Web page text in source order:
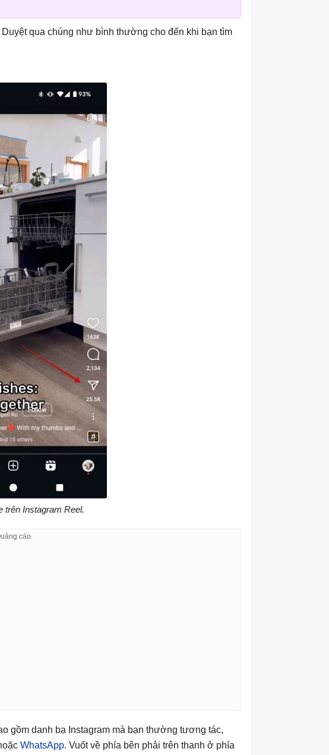
qua chúng như bình thường cho đến khi bạn tìm
trên Instagram Reel.
gồm danh bạ Instagram mà bạn thường tương tác,
WhatsApp. Vuốt về phía bên phải trên thanh ở phía